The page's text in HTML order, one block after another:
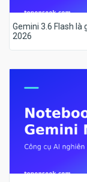
Gemini 3.6 Flash là
2026